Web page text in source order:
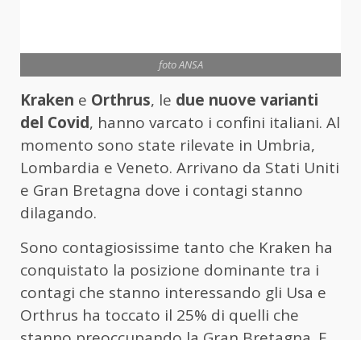
foto ANSA
Kraken e Orthrus, le due nuove varianti
del Covid, hanno varcato i confini italiani. Al
momento sono state rilevate in Umbria,
Lombardia e Veneto. Arrivano da Stati Uniti
e Gran Bretagna dove i contagi stanno
dilagando.
Sono contagiosissime tanto che Kraken ha
conquistato la posizione dominante tra i
contagi che stanno interessando gli Usa e
Orthrus ha toccato il 25% di quelli che